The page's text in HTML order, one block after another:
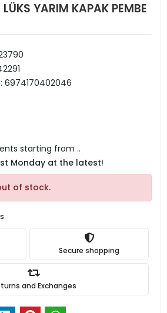
YARIM KAPAK PEMBE
6974170402046
starting from ..
Monday at the latest!
of stock.
Secure shopping
and Exchanges